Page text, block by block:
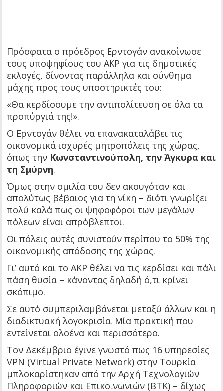
Πρόσφατα ο πρόεδρος Ερντογάν ανακοίνωσε
τους υποψηφίους του AKP για τις δημοτικές
εκλογές, δίνοντας παράλληλα και σύνθημα
μάχης προς τους υποστηρικτές του:
«Θα κερδίσουμε την αντιπολίτευση σε όλα τα
προπύργιά της!».
Ο Ερντογάν θέλει να επανακαταλάβει τις
οικονομικά ισχυρές μητροπόλεις της χώρας,
όπως την Κωνσταντινούπολη, την Άγκυρα και
τη Σμύρνη.
Όμως στην ομιλία του δεν ακουγόταν και
απολύτως βέβαιος για τη νίκη – διότι γνωρίζει
πολύ καλά πως οι ψηφοφόροι των μεγάλων
πόλεων είναι απρόβλεπτοι.
Οι πόλεις αυτές συνιστούν περίπου το 50% της
οικονομικής απόδοσης της χώρας.
Γι’ αυτό και το AKP θέλει να τις κερδίσει και πάλι
πάση θυσία – κάνοντας δηλαδή ό,τι κρίνει
σκόπιμο.
Σε αυτό συμπεριλαμβάνεται μεταξύ άλλων και η
διαδικτυακή λογοκρισία. Μία πρακτική που
εντείνεται ολοένα και περισσότερο.
Τον Δεκέμβριο έγινε γνωστό πως 16 υπηρεσίες
VPN (Virtual Private Network) στην Τουρκία
μπλοκαρίστηκαν από την Αρχή Τεχνολογιών
Πληροφοριών και Επικοινωνιών (BTK) – δίχως